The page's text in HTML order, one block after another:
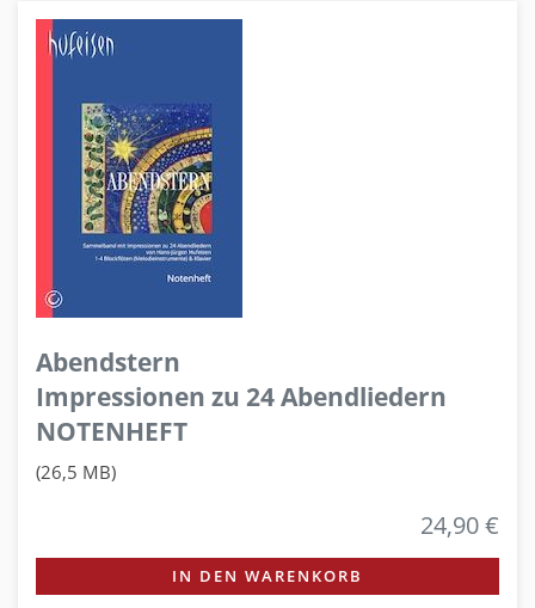
Abendstern
Impressionen zu 24 Abendliedern
NOTENHEFT
(26,5 MB)
24,90 €
IN DEN WARENKORB